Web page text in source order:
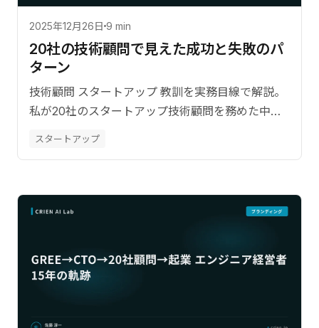
2025年12月26日 9 min
20社の技術顧問で見えた成功と失敗のパ
ターン
技術顧問 スタートアップ 教訓を実務目線で解説。
私が20社のスタートアップ技術顧問を務めた中で
スタートアップ